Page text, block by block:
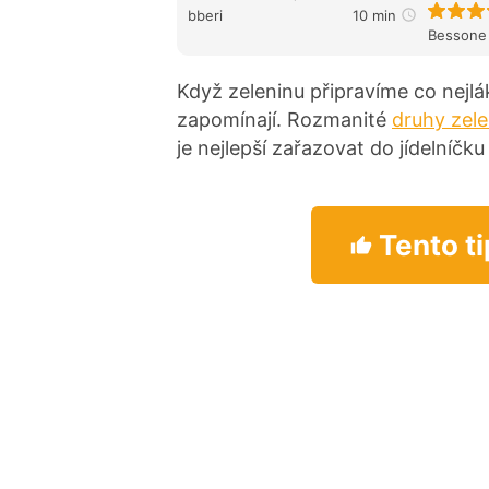
bberi
10 min
Bessone
Když zeleninu připravíme co
zapomínají. Rozmanité druhy
je nejlepší zařazovat do jídelníčku
Tento